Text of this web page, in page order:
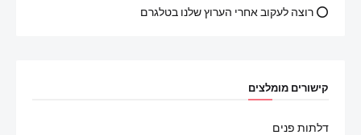
⭕ רוצה לעקוב אחרי הערוץ שלנו בטלגרם
קישורים מומלצים
דלתות פנים